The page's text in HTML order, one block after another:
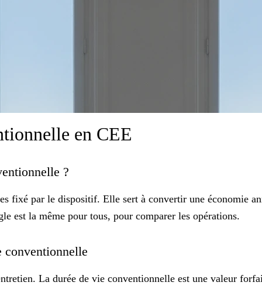
en CEE
?
fixé par le dispositif. Elle sert à convertir une économie
est la même pour tous, pour comparer les opérations.
conventionnelle
La durée de vie conventionnelle est une valeur